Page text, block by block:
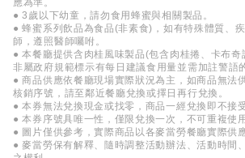
應為準。
● 3歲以下幼童，請勿食用蜂蜜與相關製品。
● 蜂蜜系列飲品為食品(非素食)，如有特殊體質、
師，遵照醫師囑咐。
● 本餐廳提供含肉桂風味製品(包含肉桂捲、卡布奇
非屬政府規範標示有每日建議食用量並需加註警語
● 商品供應依餐廳現場實際狀況為主，如商品無法
核銷序號，請至鄰近餐廳兌換或擇日再行兌換。
● 本券無法兌換現金或找零，商品一經兌換即不接
● 本券序號具唯一性，僅限兌換一次，不可重複使
● 圖片僅供參考，實際商品以各麥當勞餐廳實際供
● 麥當勞保有解釋、隨時調整活動辦法、活動時間